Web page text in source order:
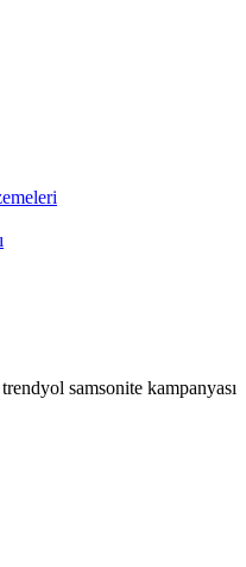
trendyol samsonite kampanyası